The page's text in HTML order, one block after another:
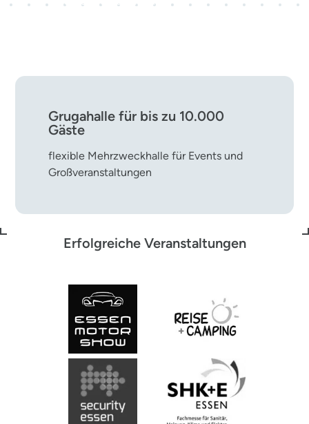
Grugahalle für bis zu 10.000
Gäste
flexible Mehrzweckhalle für Events und
Großveranstaltungen
Erfolgreiche Veranstaltungen